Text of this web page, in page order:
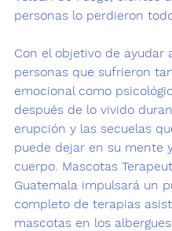
personas lo perdieron
Con el objetivo de ayudar
personas que sufrieron
emocional como
después de lo vivido
erupción y las secuelas
puede dejar en su mente
cuerpo. Mascotas
Guatemala impulsará un
completo de terapias
mascotas en los